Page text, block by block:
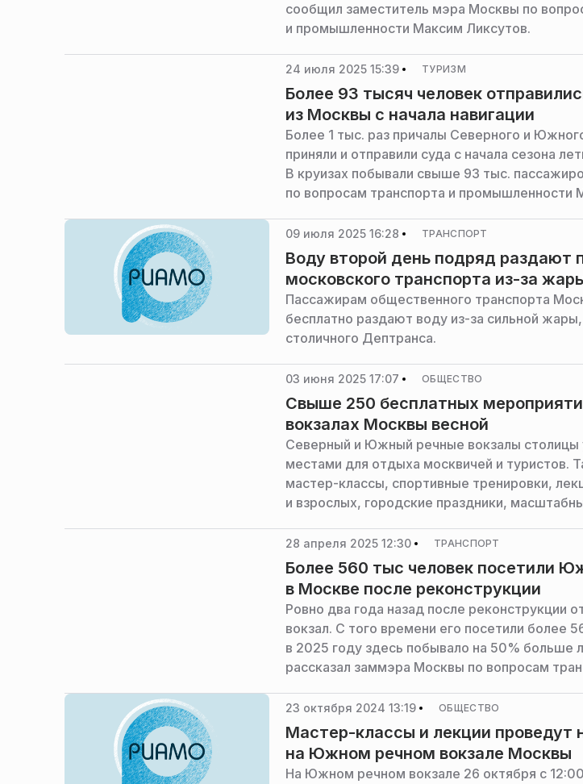
сообщил заместитель мэра Москвы по
и промышленности Максим Ликсутов.
24 июля 2025 15:39 ТУРИЗМ
Более 93 тысяч человек
из Москвы с начала навигации
Более 1 тыс. раз причалы Северного и
приняли и отправили суда с начала сезона
В круизах побывали свыше 93 тыс.
по вопросам транспорта и промышленности
09 июля 2025 16:28 ТРАНСПОРТ
Воду второй день подряд раздают
московского транспорта из-за
Пассажирам общественного транспорта
бесплатно раздают воду из-за сильной
столичного Дептранса.
03 июня 2025 17:07 ОБЩЕСТВО
Свыше 250 бесплатных
вокзалах Москвы весной
Северный и Южный речные вокзалы столицы
местами для отдыха москвичей и туристов.
мастер-классы, спортивные тренировки,
и взрослых, городские праздники,
Ликсутов.
28 апреля 2025 12:30 ТРАНСПОРТ
Более 560 тыс человек посетили
в Москве после реконструкции
Ровно два года назад после реконструкции
вокзал. С того времени его посетили более
в 2025 году здесь побывало на 50%
рассказал заммэра Москвы по вопросам
23 октября 2024 13:19 ОБЩЕСТВО
Мастер-классы и лекции проведут
на Южном речном вокзале Москвы
На Южном речном вокзале 26 октября с